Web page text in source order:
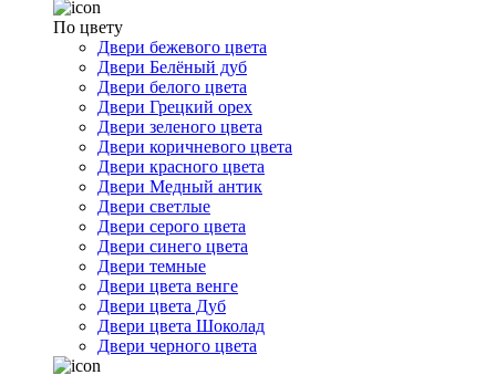
По цвету
Двери бежевого цвета
Двери Белёный дуб
Двери белого цвета
Двери Грецкий орех
Двери зеленого цвета
Двери коричневого цвета
Двери красного цвета
Двери Медный антик
Двери светлые
Двери серого цвета
Двери синего цвета
Двери темные
Двери цвета венге
Двери цвета Дуб
Двери цвета Шоколад
Двери черного цвета